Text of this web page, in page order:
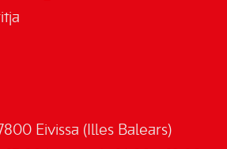
Eivissa (Illes Balears)